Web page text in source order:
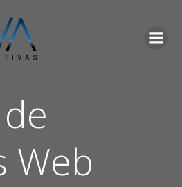
contenido
Web